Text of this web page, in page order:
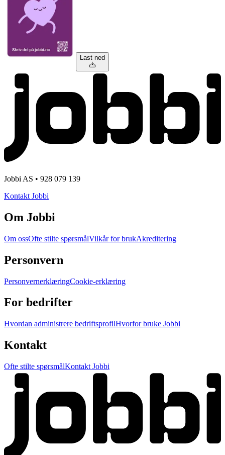
Last ned
Jobbi AS • 928 079 139
Kontakt Jobbi
Om Jobbi
Om ossOfte stilte spørsmålVilkår for brukAkreditering
Personvern
PersonvernerklæringCookie-erklæring
For bedrifter
Hvordan administrere bedriftsprofilHvorfor bruke Jobbi
Kontakt
Ofte stilte spørsmålKontakt Jobbi